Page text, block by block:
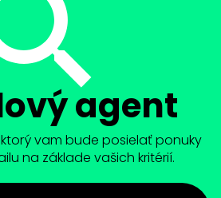
agent
vam bude posielať ponuky
na základe vašich kritérií.